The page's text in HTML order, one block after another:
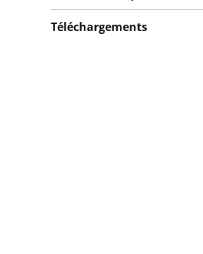
Téléchargements